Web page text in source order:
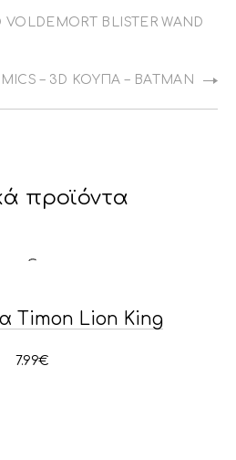
BLISTER WAND
– 3D ΚΟΎΠΑ – BATMAN
προϊόντα
Timon Lion King
7.99€